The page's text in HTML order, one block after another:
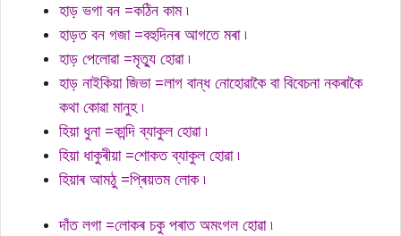
হাড় ভগা বন =কঠিন কাম ৷
হাড়ত বন গজা =বহুদিনৰ আগতে মৰা ৷
হাড় পেলোৱা =মৃত্যু হোৱা ৷
হাড় নাইকিয়া জিভা =লাগ বান্ধ নোহোৱাকৈ বা বিবেচনা নকৰাকৈ
কথা কোৱা মানুহ ৷
হিয়া ধুনা =কান্দি ব্যাকুল হোৱা ৷
হিয়া ধাকুৰীয়া =শোকত ব্যাকুল হোৱা ৷
হিয়াৰ আমঠু =প্ৰিয়তম লোক ৷
দাঁত লগা =লোকৰ চকু পৰাত অমংগল হোৱা ৷